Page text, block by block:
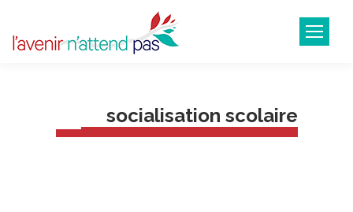
socialisation scolaire